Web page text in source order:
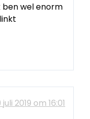
ben wel enorm
juli 2019 om 16:01